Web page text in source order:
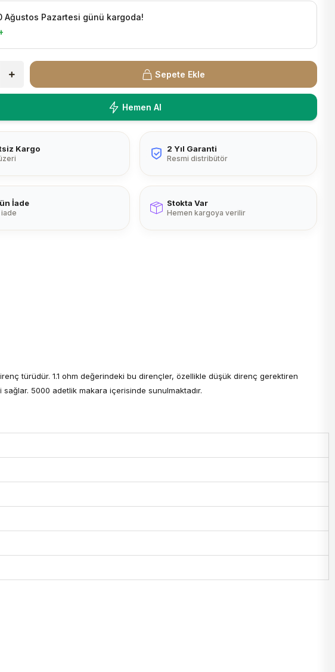
Ağustos Pazartesi günü kargoda!
Sepete Ekle
Hemen Al
Kargo 2 Yıl Garanti
Resmi distribütör
İade Stokta Var
Hemen kargoya verilir
türüdür. 1.1 ohm değerindeki bu dirençler, özellikle düşük direnç gerektiren
5000 adetlik makara içerisinde sunulmaktadır.